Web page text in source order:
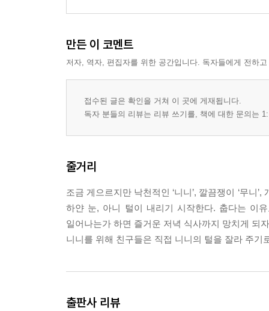
만든 이 코멘트
저자, 역자, 편집자를 위한 공간입니다. 독자들에게 전하
접수된 글은 확인을 거쳐 이 곳에 게재됩니다.
독자 분들의 리뷰는 리뷰 쓰기를, 책에 대한 문의는
줄거리
조금 게으르지만 낙천적인 ‘니니’, 깔끔쟁이 ‘무니
하얀 눈, 아니 털이 내리기 시작한다. 춥다는 이
일어나는가 하면 즐거운 저녁 식사까지 망치게 되
니니를 위해 친구들은 직접 니니의 털을 잘라 주
출판사 리뷰